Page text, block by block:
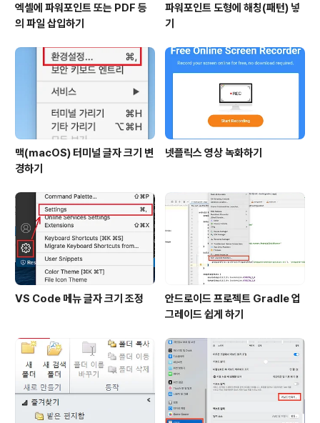
엑셀에 파워포인트 또는 PDF 등
의 파일 삽입하기
파워포인트 도형에 해칭(패턴) 넣
기
맥(macOS) 터미널 글자 크기 변
경하기
넷플릭스 영상 녹화하기
VS Code 메뉴 글자 크기 조정
안드로이드 프로젝트 Gradle 업
그레이드 쉽게 하기